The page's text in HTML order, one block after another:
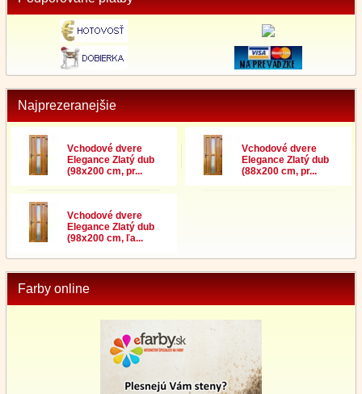
Najprezeranejšie
Vchodové dvere
Elegance Zlatý dub
(98x200 cm, pr...
Vchodové dvere
Elegance Zlatý dub
(88x200 cm, pr...
Vchodové dvere
Elegance Zlatý dub
(98x200 cm, ľa...
Farby online